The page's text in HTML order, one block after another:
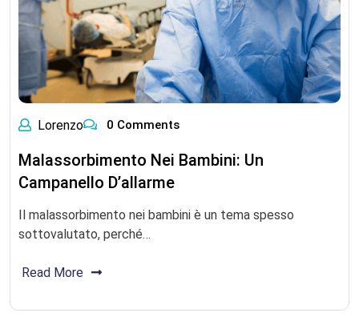
Lorenzo 0 Comments
Malassorbimento Nei Bambini: Un
Campanello D’allarme
Il malassorbimento nei bambini è un tema spesso
sottovalutato, perché…
Read More